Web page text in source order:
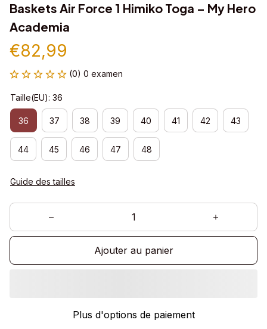
Baskets Air Force 1 Himiko Toga – My Hero
Academia
€82,99
(0) 0 examen
Taille(EU): 36
36 37 38 39 40 41 42 43
44 45 46 47 48
Guide des tailles
Ajouter au panier
Plus d'options de paiement